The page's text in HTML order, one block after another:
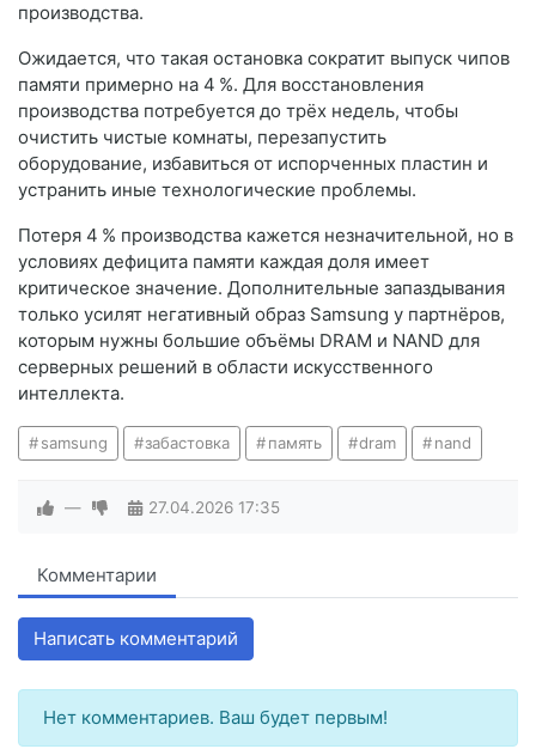
производства.
Ожидается, что такая остановка сократит выпуск чипов
памяти примерно на 4 %. Для восстановления
производства потребуется до трёх недель, чтобы
очистить чистые комнаты, перезапустить
оборудование, избавиться от испорченных пластин и
устранить иные технологические проблемы.
Потеря 4 % производства кажется незначительной, но в
условиях дефицита памяти каждая доля имеет
критическое значение. Дополнительные запаздывания
только усилят негативный образ Samsung у партнёров,
которым нужны большие объёмы DRAM и NAND для
серверных решений в области искусственного
интеллекта.
samsung забастовка память dram nand
— 27.04.2026 17:35
Комментарии
Написать комментарий
Нет комментариев. Ваш будет первым!